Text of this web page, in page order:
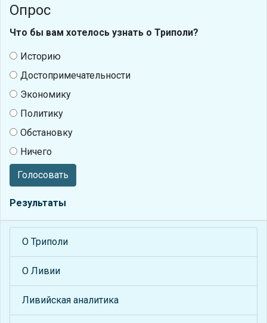
Опрос
Что бы вам хотелось узнать о Триполи?
Историю
Достопримечательности
Экономику
Политику
Обстановку
Ничего
Голосовать
Результаты
О Триполи
О Ливии
Ливийская аналитика